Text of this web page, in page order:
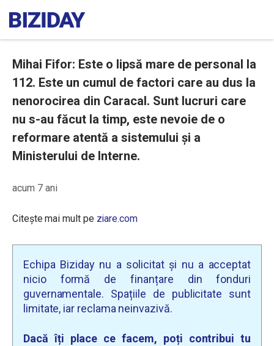
Mihai Fifor: Este o lipsă mare de personal la
112. Este un cumul de factori care au dus la
nenorocirea din Caracal. Sunt lucruri care
nu s-au făcut la timp, este nevoie de o
reformare atentă a sistemului și a
Ministerului de Interne.
acum 7 ani
Citește mai mult pe ziare.com
Echipa Biziday nu a solicitat și nu a acceptat
nicio formă de finanțare din fonduri
guvernamentale. Spațiile de publicitate sunt
limitate, iar reclama neinvazivă.
Dacă îți place ce facem, poți contribui tu